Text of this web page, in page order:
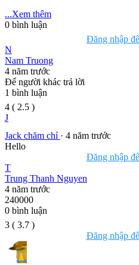
...Xem thêm
0 bình luận
Đăng nhập
N
Nam Truong
4 năm trước
Để người khác trả lời
1 bình luận
4 ( 2.5 )
J
Jack chăm chỉ · 4 năm trước
Hello
Đăng nhập
T
Trung Thanh Nguyen
4 năm trước
240000
0 bình luận
3 ( 3.7 )
Đăng nhập